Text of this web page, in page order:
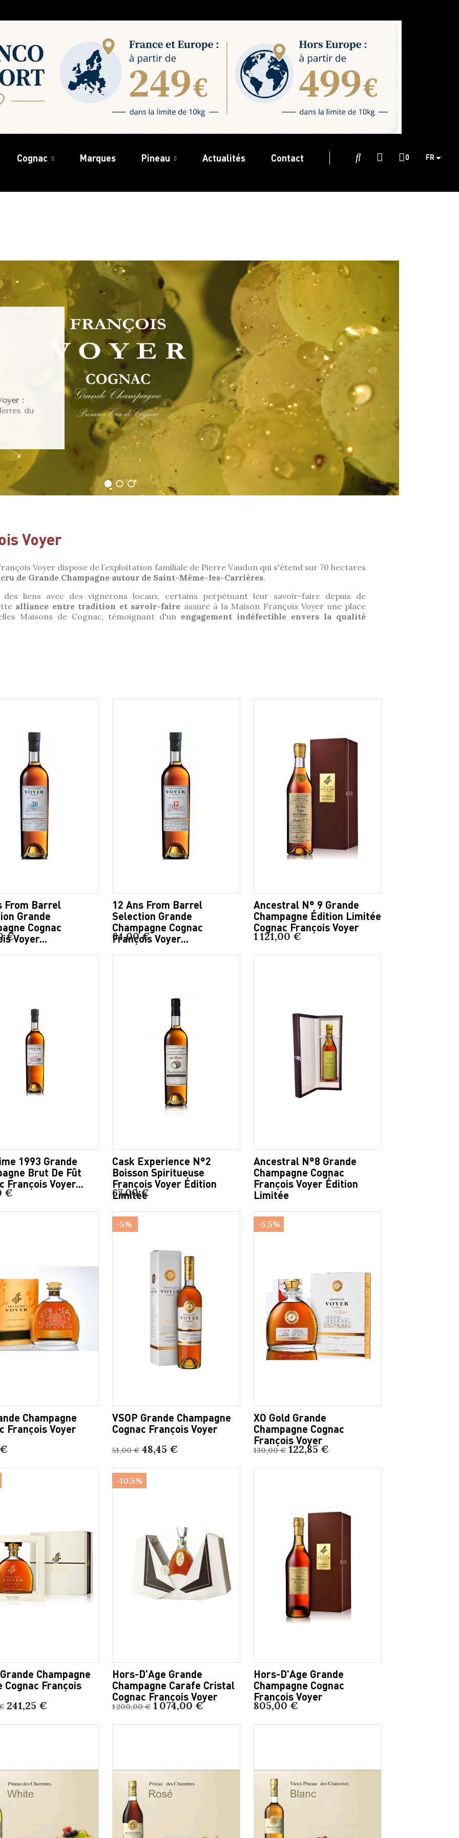
Cognac Marques Pineau Actualités Contact 0 FR
:
du
Voyer
Voyer dispose de l’exploitation familiale de Pierre Vaudon qui s'étend sur 70 hectares
cru de Grande Champagne autour de Saint-Même-les-Carrières.
liens avec des vignerons locaux, certains perpétuant leur savoir-faire depuis de
alliance entre tradition et savoir-faire assure à la Maison François Voyer une place
Maisons de Cognac, témoignant d'un engagement indéfectible envers la qualité
From Barrel
Grande
Cognac
Voyer...
€
12 Ans From Barrel
Selection Grande
Champagne Cognac
François Voyer...
64,00 €
Ancestral N° 9 Grande
Champagne Édition Limitée
Cognac François Voyer
1 121,00 €
1993 Grande
Brut De Fût
François Voyer...
€
Cask Experience N°2
Boisson Spiritueuse
François Voyer Édition
Limitée
67,00 €
Ancestral N°8 Grande
Champagne Cognac
François Voyer Édition
Limitée
Champagne
François Voyer
VSOP Grande Champagne
Cognac François Voyer
51,00 € 48,45 €
-5%
XO Gold Grande
Champagne Cognac
François Voyer
130,00 € 122,85 €
-5,5%
Champagne
Cognac François
241,25 €
Hors-D'Age Grande
Champagne Carafe Cristal
Cognac François Voyer
1 200,00 € 1 074,00 €
-10,5%
Hors-D'Age Grande
Champagne Cognac
François Voyer
805,00 €